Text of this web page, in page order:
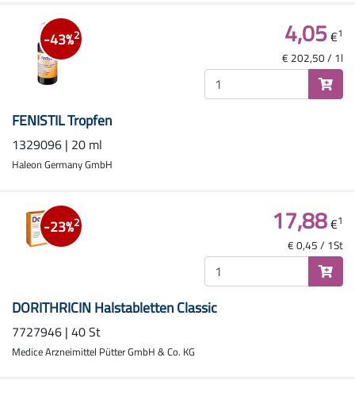
-43%2
FENISTIL Tropfen
1329096 | 20 ml
Haleon Germany GmbH
4,05€1
€ 202,50 / 1l
-23%2
DORITHRICIN Halstabletten Classic
7727946 | 40 St
Medice Arzneimittel Pütter GmbH & Co. KG
17,88€1
€ 0,45 / 1St